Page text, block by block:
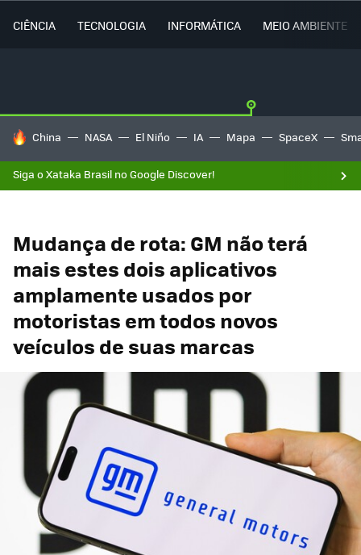
CIÊNCIA TECNOLOGIA INFORMÁTICA MEIO AMBIENTE
TENDÊNCIAS DO DIA
China NASA El Niño IA Mapa SpaceX
Siga o Xataka Brasil no Google Discover!
Mudança de rota: GM não terá
mais estes dois aplicativos
amplamente usados por
motoristas em todos novos
veículos de suas marcas